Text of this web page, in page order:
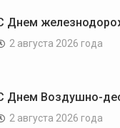
Днем
2 августа 2026 года
Днем Воздушно-
2 августа 2026 года